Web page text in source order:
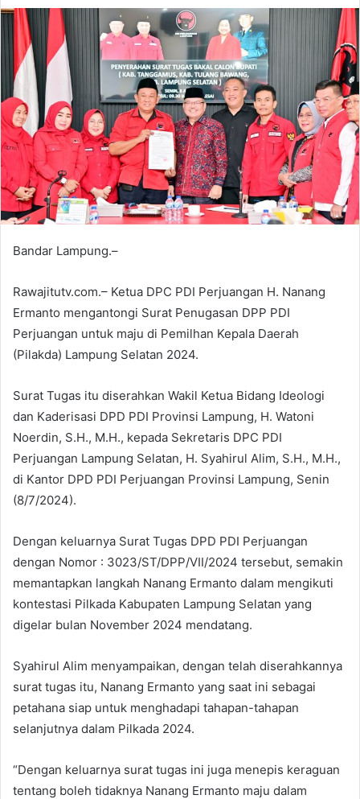
Bandar Lampung.–
Rawajitutv.com.– Ketua DPC PDI Perjuangan H. Nanang
Ermanto mengantongi Surat Penugasan DPP PDI
Perjuangan untuk maju di Pemilhan Kepala Daerah
(Pilakda) Lampung Selatan 2024.
Surat Tugas itu diserahkan Wakil Ketua Bidang Ideologi
dan Kaderisasi DPD PDI Provinsi Lampung, H. Watoni
Noerdin, S.H., M.H., kepada Sekretaris DPC PDI
Perjuangan Lampung Selatan, H. Syahirul Alim, S.H., M.H.,
di Kantor DPD PDI Perjuangan Provinsi Lampung, Senin
(8/7/2024).
Dengan keluarnya Surat Tugas DPD PDI Perjuangan
dengan Nomor : 3023/ST/DPP/VII/2024 tersebut, semakin
memantapkan langkah Nanang Ermanto dalam mengikuti
kontestasi Pilkada Kabupaten Lampung Selatan yang
digelar bulan November 2024 mendatang.
Syahirul Alim menyampaikan, dengan telah diserahkannya
surat tugas itu, Nanang Ermanto yang saat ini sebagai
petahana siap untuk menghadapi tahapan-tahapan
selanjutnya dalam Pilkada 2024.
“Dengan keluarnya surat tugas ini juga menepis keraguan
tentang boleh tidaknya Nanang Ermanto maju dalam